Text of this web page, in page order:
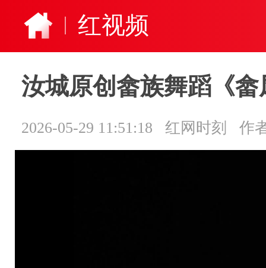
红视频
汝城原创畲族舞蹈《
2026-05-29 11:51:18 红网时刻 作